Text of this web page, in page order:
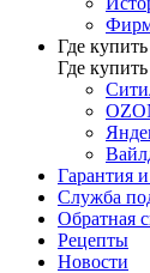
Где купить
Где купить
Гарантия
Служба
Обратная
Рецепты
Новости